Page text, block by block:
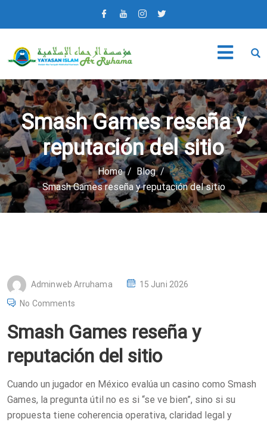
Smash Games reseña y
reputación del sitio
Home
Blog
Smash Games reseña y reputación del sitio
Adminweb Arruhama
P
T
D
15 Juni 2026
No Comments
Smash Games reseña y
reputación del sitio
Cuando un jugador en México evalúa un casino como Smash
Games, la pregunta útil no es si “se ve bien”, sino si su
propuesta tiene coherencia operativa, claridad legal y